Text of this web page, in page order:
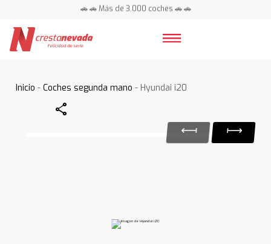
🚗 🚗 Más de 3.000 coches 🚗 🚗
Inicio -Coches segunda mano - Hyundai i20
Share